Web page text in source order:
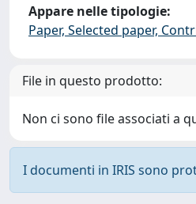
Appare nelle tipologie:
Paper, Selected paper,
File in questo prodotto:
Non ci sono file associati a
I documenti in IRIS sono